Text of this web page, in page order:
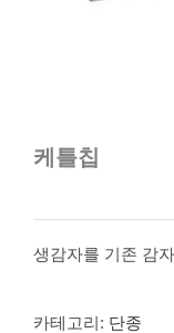
케틀칩
생감자를 기존 감
카테고리: 단종